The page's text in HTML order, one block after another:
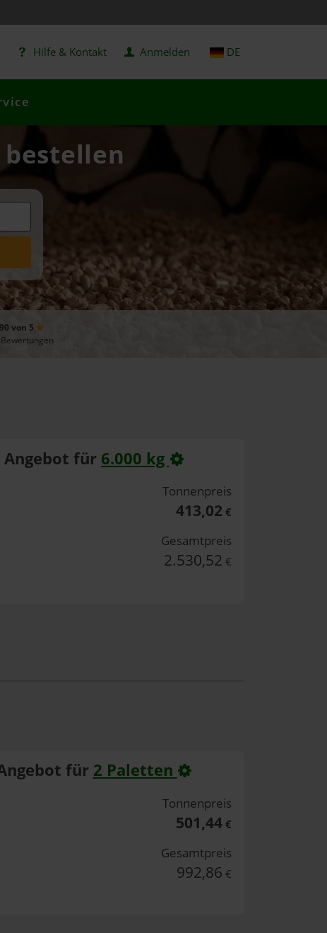
Hilfe & Kontakt Anmelden DE
von 5
Angebot für 6.000 kg
Tonnenpreis
413,02 €
Gesamtpreis
2.530,52 €
für 2 Paletten
Tonnenpreis
501,44€
Gesamtpreis
992,86 €